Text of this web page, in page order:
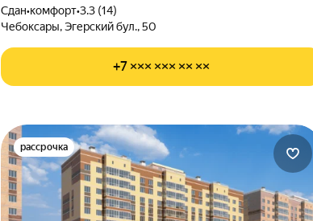
Сдан•комфорт•3.3 (14)
Чебоксары, Эгерский бул., 50
+7 ××× ××× ×× ××
рассрочка